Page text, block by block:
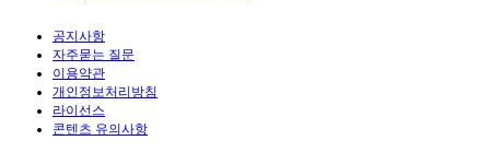
공지사항
자주묻는 질문
이용약관
개인정보처리방침
라이선스
콘텐츠 유의사항